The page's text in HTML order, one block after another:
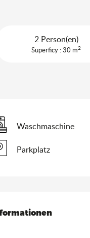
2 Person(en)
Superficy : 30 m2
Waschmaschine
Parkplatz